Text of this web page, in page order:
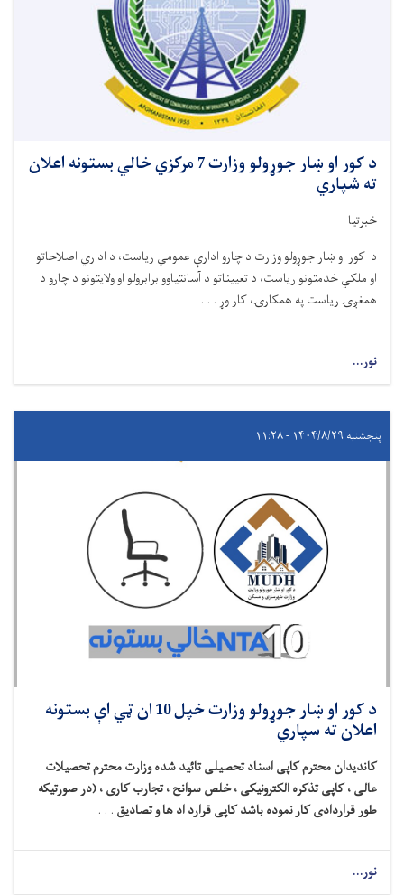
د کور او ښار جوړولو وزارت 7 مرکزي خالي بستونه اعلان
ته شپاري
خبرتیا
د کور او ښار جوړولو وزارت د چارو ادارې عمومي ریاست، د اداري اصلاحاتو
او ملکي خدمتونو ریاست، د تعییناتو د آسانتیاوو برابرولو او ولایتونو د چارو د
همغږۍ ریاست په همکارۍ، کار وړ . . .
نور...
پنجشنبه ۱۴۰۴/۸/۲۹ - ۱۱:۲۸
د کور او ښار جوړولو وزارت خپل 10 ان ټي اې بستونه
اعلان ته سپاري
کاندیدان محترم کاپی اسناد تحصیلی تائید شده وزارت محترم تحصیلات
عالی ، کاپی تذکره الکترونیکی ، خلص سوانح ، تجارب کاری ، (در صورتیکه
طور قراردادی کار نموده باشد کاپی قرارد اد ها و تصادیق . . .
نور...